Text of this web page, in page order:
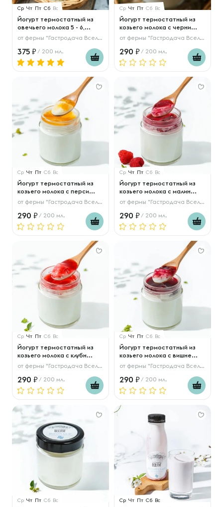
Ср Чт Пт Сб Вс
Йогурт термостатный из
овечьего молока 5 - 6,...
от фермы "Гастродача Вселуг"
375 / 200 мл.
Ср Чт Пт Сб Вс
Йогурт термостатный из
козьего молока с черни...
от фермы "Гастродача Вселуг"
290 / 200 мл.
Ср Чт Пт Сб Вс
Йогурт термостатный из
козьего молока с перси...
от фермы "Гастродача Вселуг"
290 / 200 мл.
Ср Чт Пт Сб Вс
Йогурт термостатный из
козьего молока с малин...
от фермы "Гастродача Вселуг"
290 / 200 мл.
Ср Чт Пт Сб Вс
Йогурт термостатный из
козьего молока с клубн...
от фермы "Гастродача Вселуг"
290 / 200 мл.
Ср Чт Пт Сб Вс
Йогурт термостатный из
козьего молока с вишне...
от фермы "Гастродача Вселуг"
290 / 200 мл.
Ср Чт Пт Сб Вс Ср Чт Пт Сб Вс